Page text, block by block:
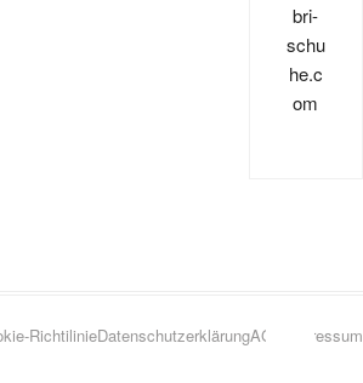
bri-
schu
he.c
om
Impressum
AGB
Datenschutzerklärung
Richtilinie